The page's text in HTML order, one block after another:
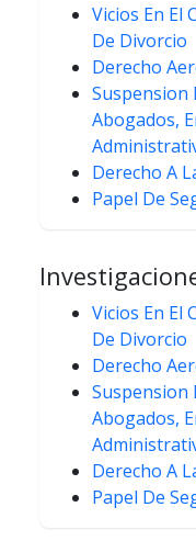
Vicios En El
De Divorcio
Derecho
Suspension
Abogados,
Derecho A
Papel De
Vicios En El
De Divorcio
Derecho
Suspension
Abogados,
Derecho A
Papel De